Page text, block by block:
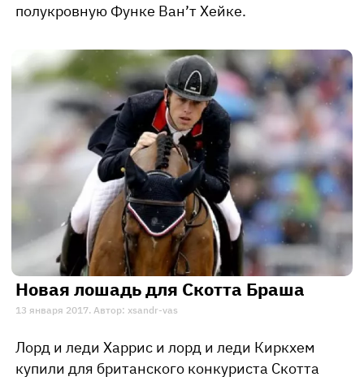
полукровную Функе Ван’т Хейке.
Новая лошадь для Скотта Браша
13 января 2017. Автор: xsandr-vas
Лорд и леди Харрис и лорд и леди Киркхем
купили для британского конкуриста Скотта